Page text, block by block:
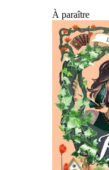
À paraître